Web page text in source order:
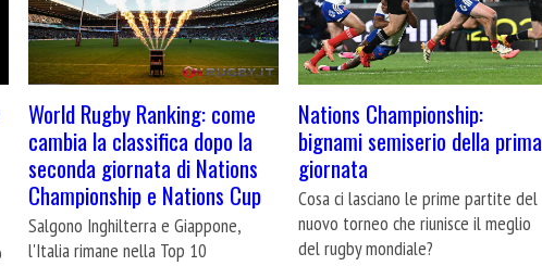
World Rugby Ranking: come
cambia la classifica dopo la
seconda giornata di Nations
Championship e Nations Cup
Salgono Inghilterra e Giappone,
l'Italia rimane nella Top 10
Nations Championship:
bignami semiserio della prima
giornata
Cosa ci lasciano le prime partite del
nuovo torneo che riunisce il meglio
del rugby mondiale?